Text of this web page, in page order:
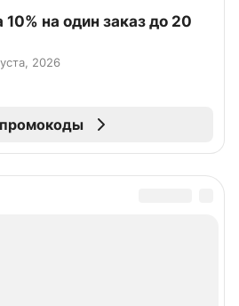
10% на один заказ до 20
2026